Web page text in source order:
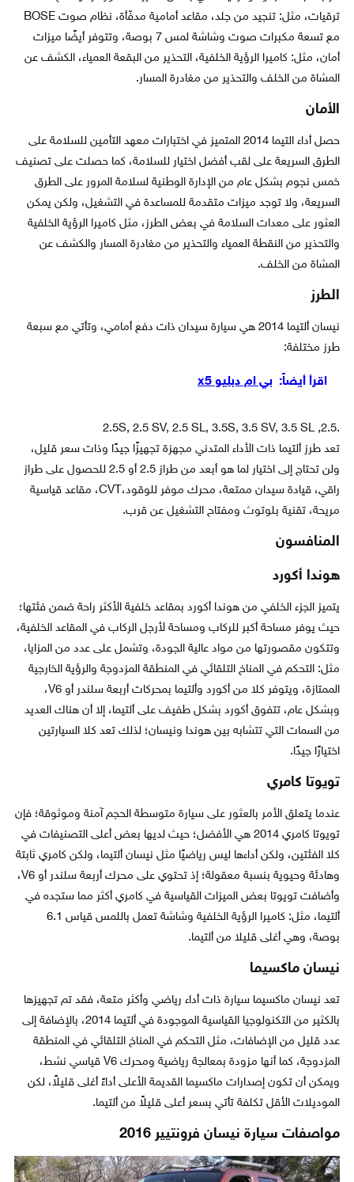
ترقيات، مثل: تنجيد من جلد، مقاعد أمامية مدفّأة، نظام صوت BOSE
مع تسعة مكبرات صوت وشاشة لمس 7 بوصة، وتتوفر أيضًا ميزات
أمان، مثل: كاميرا الرؤية الخلفية، التحذير من البقعة العمياء، الكشف عن
المشاة من الخلف والتحذير من مغادرة المسار.
الأمان
حصل أداء التيما 2014 المتميز في اختبارات معهد التأمين للسلامة على
الطرق السريعة على لقب أفضل اختيار للسلامة، كما حصلت على تصنيف
خمس نجوم بشكل عام من الإدارة الوطنية لسلامة المرور على الطرق
السريعة، ولا توجد ميزات متقدمة للمساعدة في التشغيل، ولكن يمكن
العثور على معدات السلامة في بعض الطرز، مثل كاميرا الرؤية الخلفية
والتحذير من النقطة العمياء والتحذير من مغادرة المسار والكشف عن
المشاة من الخلف.
الطرز
نيسان ألتيما 2014 هي سيارة سيدان ذات دفع أمامي، وتأتي مع سبعة
طرز مختلفة:
اقرأ أيضاً: بي ام دبليو x5
.2.5, 2.5S, 2.5 SV, 2.5 SL, 3.5S, 3.5 SV, 3.5 SL
تعد طرز ألتيما ذات الأداء المتدني مجهزة تجهيزًا جيدًا وذات سعر قليل،
ولن تحتاج إلى اختيار لما هو أبعد من طراز 2.5 أو 2.5 للحصول على طراز
راقي، قيادة سيدان ممتعة، محرك موفر للوقود،CVT، مقاعد قياسية
مريحة، تقنية بلوتوث ومفتاح التشغيل عن قرب.
المنافسون
هوندا أكورد
يتميز الجزء الخلفي من هوندا أكورد بمقاعد خلفية الأكثر راحة ضمن فئتها؛
حيث يوفر مساحة أكبر للركاب ومساحة لأرجل الركاب في المقاعد الخلفية،
وتتكون مقصورتها من مواد عالية الجودة، وتشمل على عدد من المزايا،
مثل: التحكم في المناخ التلقائي في المنطقة المزدوجة والرؤية الخارجية
الممتازة، ويتوفر كلا من أكورد وألتيما بمحركات أربعة سلندر أو V6،
وبشكل عام، تتفوق أكورد بشكل طفيف على ألتيما، إلا أن هناك العديد
من السمات التي تتشابه بين هوندا ونيسان؛ لذلك تعد كلا السيارتين
اختيارًا جيدًا.
تويوتا كامري
عندما يتعلق الأمر بالعثور على سيارة متوسطة الحجم آمنة وموثوقة؛ فإن
تويوتا كامري 2014 هي الأفضل؛ حيث لديها بعض أعلى التصنيفات في
كلا الفئتين، ولكن أداءها ليس رياضيًا مثل نيسان ألتيما، ولكن كامري ثابتة
وهادئة وحيوية بنسبة معقولة؛ إذ تحتوي على محرك أربعة سلندر أو V6،
وأضافت تويوتا بعض الميزات القياسية في كامري أكثر مما ستجده في
ألتيما، مثل: كاميرا الرؤية الخلفية وشاشة تعمل باللمس قياس 6.1
بوصة، وهي أغلى قليلا من ألتيما.
نيسان ماكسيما
تعد نيسان ماكسيما سيارة ذات أداء رياضي وأكثر متعة، فقد تم تجهيزها
بالكثير من التكنولوجيا القياسية الموجودة في ألتيما 2014، بالإضافة إلى
عدد قليل من الإضافات، مثل التحكم في المناخ التلقائي في المنطقة
المزدوجة، كما أنها مزودة بمعالجة رياضية ومحرك V6 قياسي نشط،
ويمكن أن تكون إصدارات ماكسيما القديمة الأعلى أداءً أغلى قليلاً، لكن
الموديلات الأقل تكلفة تأتي بسعر أعلى قليلاً من ألتيما.
مواصفات سيارة نيسان فرونتيير 2016